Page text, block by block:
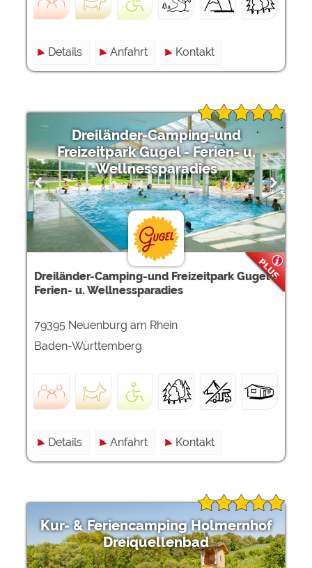
Details Anfahrt Kontakt
Dreiländer-Camping-und
Freizeitpark Gugel - Ferien- u.
Wellnessparadies
Dreiländer-Camping-und Freizeitpark Gugel -
Ferien- u. Wellnessparadies
79395 Neuenburg am Rhein
Baden-Württemberg
Details Anfahrt Kontakt
Kur- & Feriencamping Holmernhof
Dreiquellenbad